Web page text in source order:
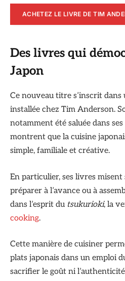
ACHETEZ LE LIVRE DE TIM
Des livres qui
Japon
Ce nouveau titre s’inscrit dans
installée chez Tim Anderson.
notamment été saluée dans
montrent que la cuisine
simple, familiale et créative.
En particulier, ses livres misent
préparer à l’avance ou à
dans l’esprit du tsukurioki, la
cooking.
Cette manière de cuisiner
plats japonais dans un emploi
sacrifier le goût ni